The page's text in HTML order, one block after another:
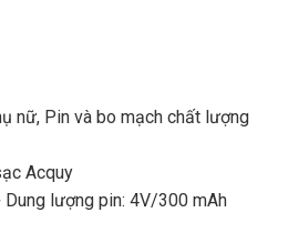
nữ, Pin và bo mạch chất lượng
Acquy
Dung lượng pin: 4V/300 mAh